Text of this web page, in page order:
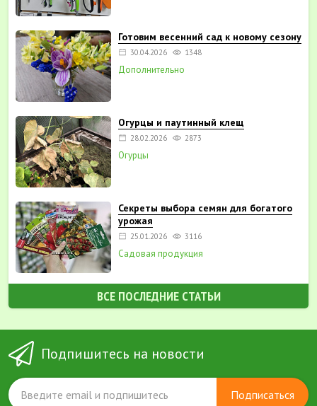
Готовим весенний сад к новому сезону
30.04.2026 1348
Дополнительно
Огурцы и паутинный клещ
28.02.2026 2873
Огурцы
Секреты выбора семян для богатого
урожая
25.01.2026 3116
Садовая продукция
ВСЕ ПОСЛЕДНИЕ СТАТЬИ
Подпишитесь на новости
Подписаться